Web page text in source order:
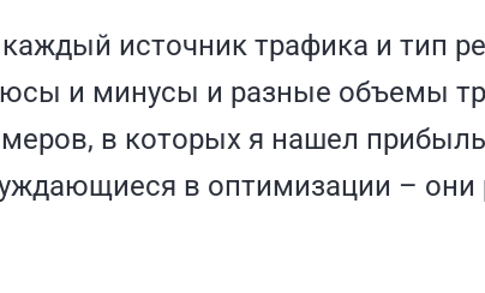
источник трафика и тип
и минусы и разные объемы
в которых я нашел
в оптимизации – они